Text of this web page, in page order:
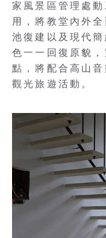
家風景區管理處
用，將教堂內外
池復建以及現代
色一一回復原貌
點，將配合高山
觀光旅遊活動。